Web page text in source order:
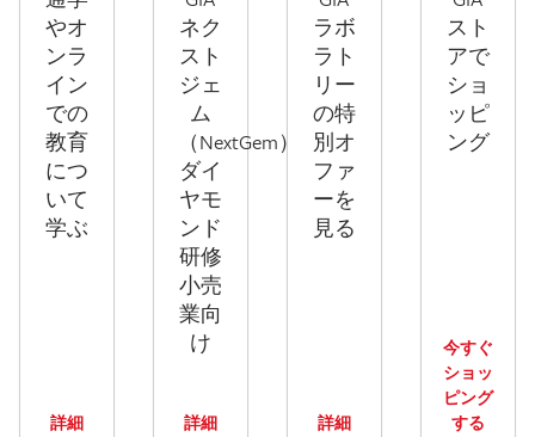
やオ
ンラ
イン
での
教育
につ
いて
学ぶ
詳細
ネク
スト
ジェ
ム
（NextGem）
ダイ
ヤモ
ンド
研修
小売
業向
け
詳細
ラボ
ラト
リー
の特
別オ
ファ
ーを
見る
詳細
スト
アで
ショ
ッピ
ング
今すぐ
ショッ
ピング
する